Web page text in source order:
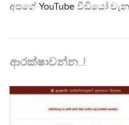
අපගේ YouTube වීඩියෝ
ආරක්ෂාවන්න..!